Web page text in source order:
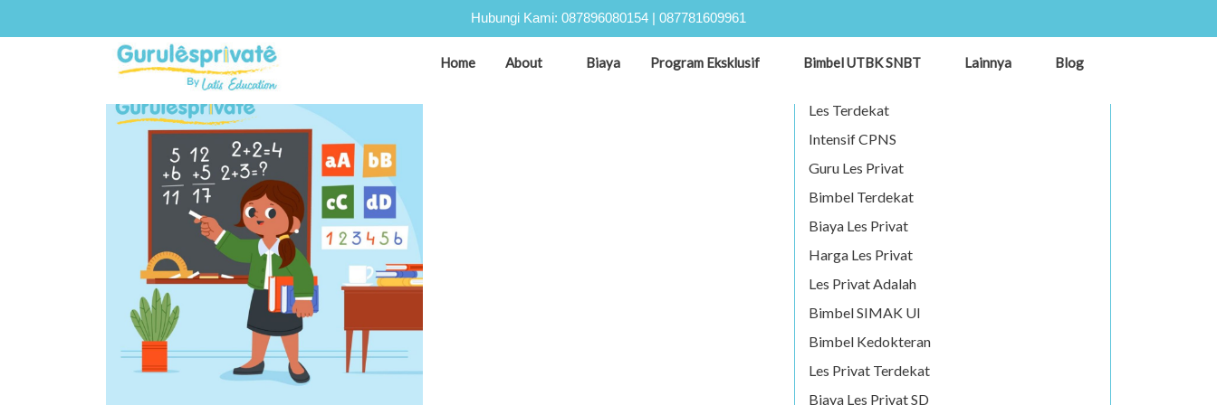
Hubungi Kami: 087896080154 | 087781609961
Home About Biaya Program Eksklusif Bimbel UTBK SNBT Lainnya Blog
TAG:LES PRIVAT TANGERANG
Les Terdekat
Intensif CPNS
Guru Les Privat
Bimbel Terdekat
Biaya Les Privat
Harga Les Privat
Les Privat Adalah
Bimbel SIMAK UI
Bimbel Kedokteran
Les Privat Terdekat
Biaya Les Privat SD